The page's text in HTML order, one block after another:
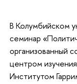
В Колумбийском
семинар
организованный
центром
Институтом